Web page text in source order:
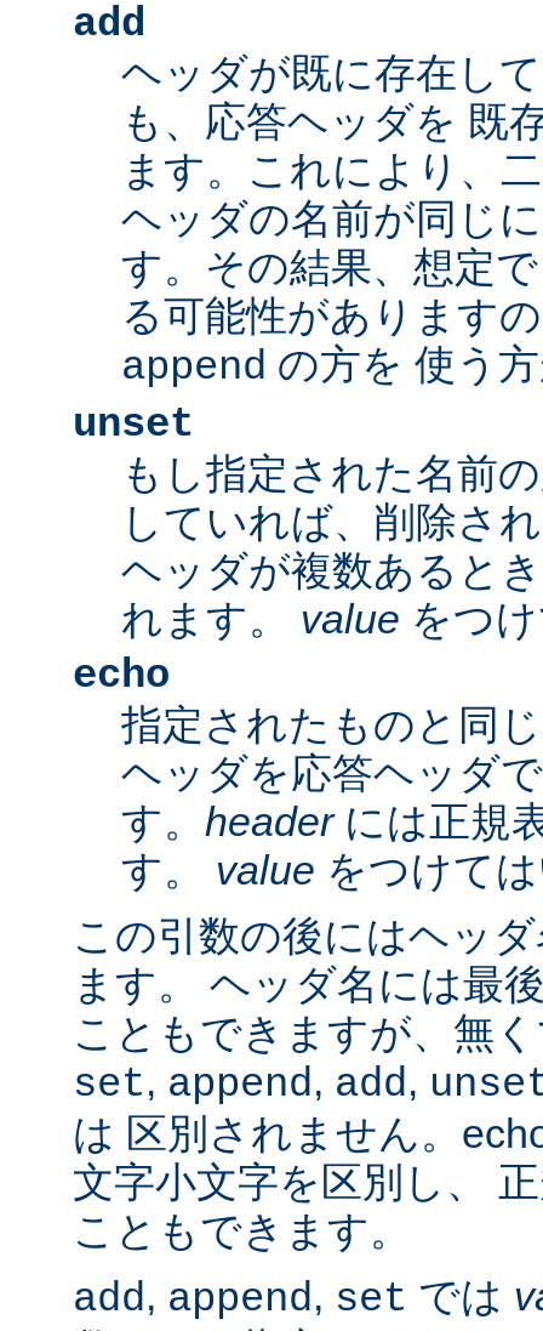
add
ヘッダが既に存在し
も、応答ヘッダを 既
ます。これにより、
ヘッダの名前が同じ
す。その結果、想定
る可能性があります
append の方を 使う
unset
もし指定された名前
していれば、削除さ
ヘッダが複数あると
れます。 value をつ
echo
指定されたものと同
ヘッダを応答ヘッダ
す。 headerには正規
す。 value をつけて
この引数の後にはヘッ
ます。 ヘッダ名には最
こともできますが、無
set, append, add,
は 区別されません。
文字小文字を区別し、
こともできます。
add, append, set では